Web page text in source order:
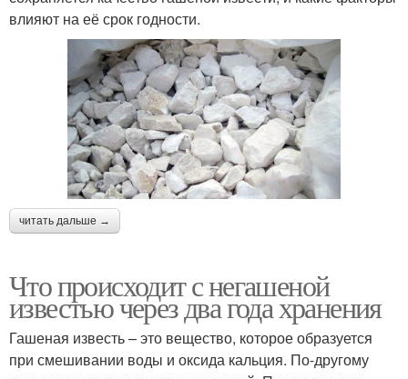
влияют на её срок годности.
читать дальше →
Что происходит с негашеной
известью через два года хранения
Гашеная известь – это вещество, которое образуется
при смешивании воды и оксида кальция. По-другому